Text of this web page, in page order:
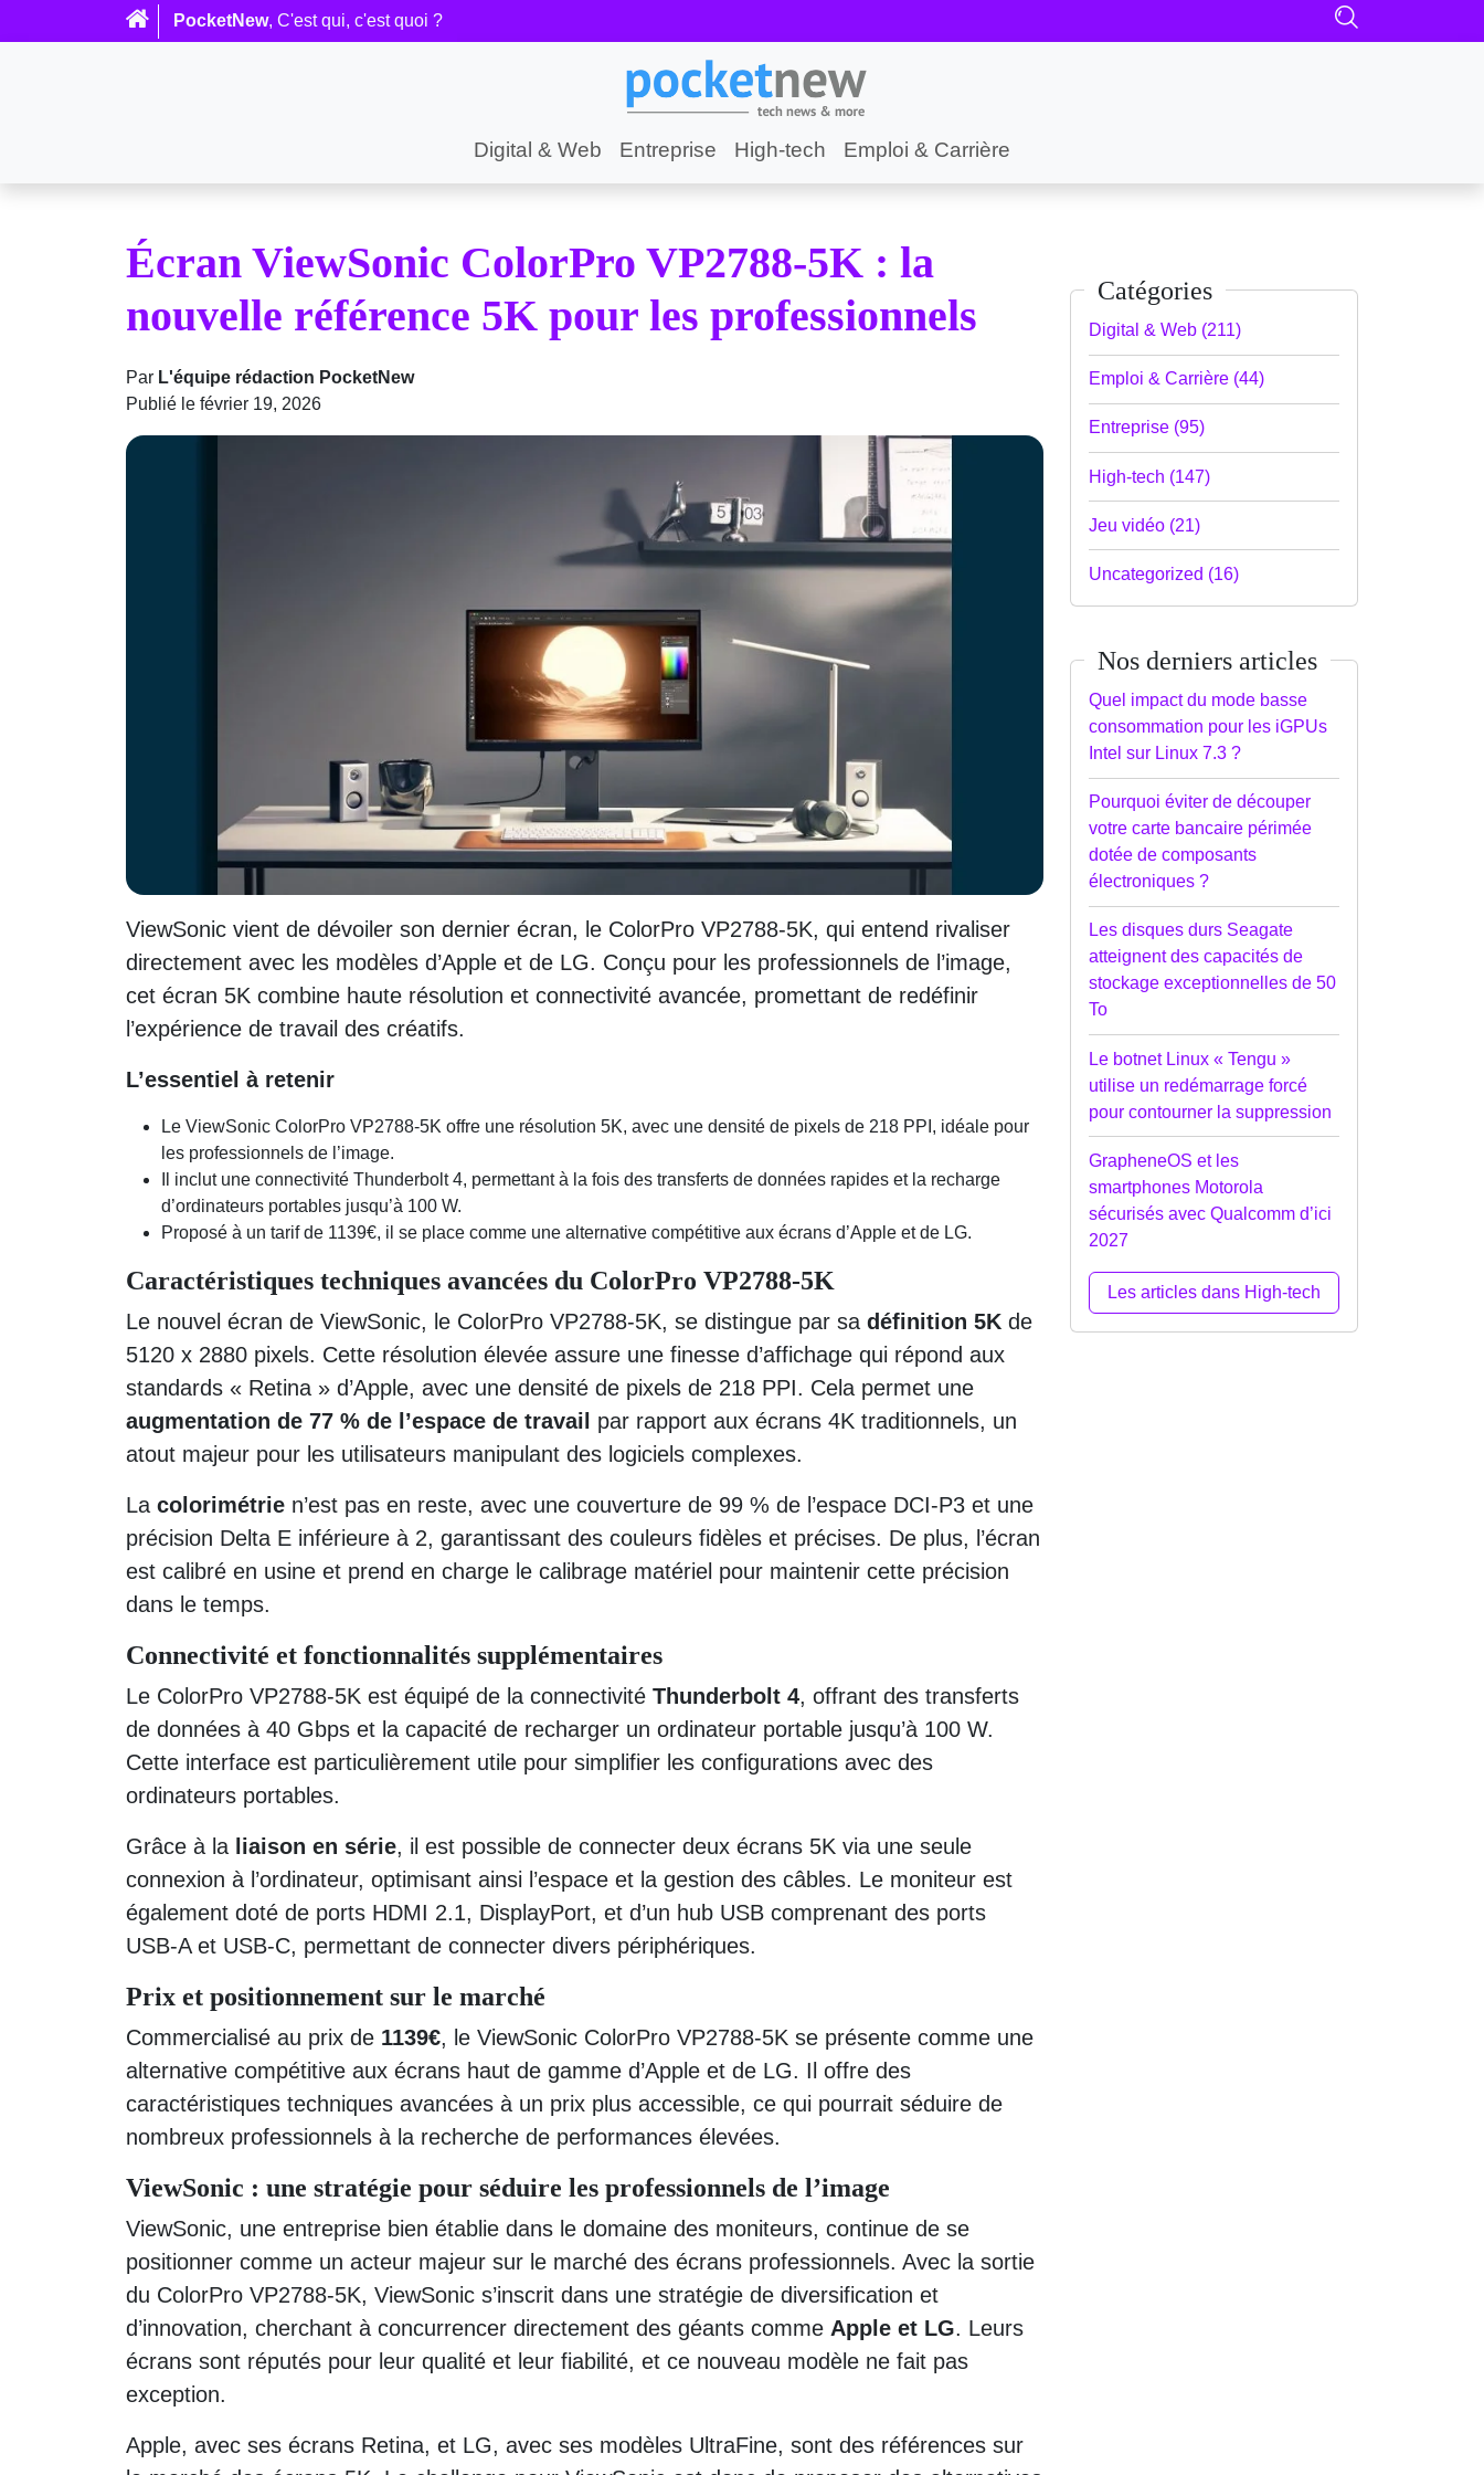
PocketNew, C'est qui, c'est quoi ?
Digital & Web Entreprise High-tech Emploi & Carrière
Écran ViewSonic ColorPro VP2788-5K : la
nouvelle référence 5K pour les professionnels
Par L'équipe rédaction PocketNew
Publié le février 19, 2026
ViewSonic vient de dévoiler son dernier écran, le ColorPro VP2788-5K, qui entend rivaliser
directement avec les modèles d’Apple et de LG. Conçu pour les professionnels de l’image,
cet écran 5K combine haute résolution et connectivité avancée, promettant de redéfinir
l’expérience de travail des créatifs.
L’essentiel à retenir
Le ViewSonic ColorPro VP2788-5K offre une résolution 5K, avec une densité de pixels de 218 PPI, idéale pour
les professionnels de l’image.
Il inclut une connectivité Thunderbolt 4, permettant à la fois des transferts de données rapides et la recharge
d’ordinateurs portables jusqu’à 100 W.
Proposé à un tarif de 1139€, il se place comme une alternative compétitive aux écrans d’Apple et de LG.
Caractéristiques techniques avancées du ColorPro VP2788-5K
Le nouvel écran de ViewSonic, le ColorPro VP2788-5K, se distingue par sa définition 5K de
5120 x 2880 pixels. Cette résolution élevée assure une finesse d’affichage qui répond aux
standards « Retina » d’Apple, avec une densité de pixels de 218 PPI. Cela permet une
augmentation de 77 % de l’espace de travail par rapport aux écrans 4K traditionnels, un
atout majeur pour les utilisateurs manipulant des logiciels complexes.
La colorimétrie n’est pas en reste, avec une couverture de 99 % de l’espace DCI-P3 et une
précision Delta E inférieure à 2, garantissant des couleurs fidèles et précises. De plus, l’écran
est calibré en usine et prend en charge le calibrage matériel pour maintenir cette précision
dans le temps.
Connectivité et fonctionnalités supplémentaires
Le ColorPro VP2788-5K est équipé de la connectivité Thunderbolt 4, offrant des transferts
de données à 40 Gbps et la capacité de recharger un ordinateur portable jusqu’à 100 W.
Cette interface est particulièrement utile pour simplifier les configurations avec des
ordinateurs portables.
Grâce à la liaison en série, il est possible de connecter deux écrans 5K via une seule
connexion à l’ordinateur, optimisant ainsi l’espace et la gestion des câbles. Le moniteur est
également doté de ports HDMI 2.1, DisplayPort, et d’un hub USB comprenant des ports
USB-A et USB-C, permettant de connecter divers périphériques.
Prix et positionnement sur le marché
Commercialisé au prix de 1139€, le ViewSonic ColorPro VP2788-5K se présente comme une
alternative compétitive aux écrans haut de gamme d’Apple et de LG. Il offre des
caractéristiques techniques avancées à un prix plus accessible, ce qui pourrait séduire de
nombreux professionnels à la recherche de performances élevées.
ViewSonic : une stratégie pour séduire les professionnels de l’image
ViewSonic, une entreprise bien établie dans le domaine des moniteurs, continue de se
positionner comme un acteur majeur sur le marché des écrans professionnels. Avec la sortie
du ColorPro VP2788-5K, ViewSonic s’inscrit dans une stratégie de diversification et
d’innovation, cherchant à concurrencer directement des géants comme Apple et LG. Leurs
écrans sont réputés pour leur qualité et leur fiabilité, et ce nouveau modèle ne fait pas
exception.
Apple, avec ses écrans Retina, et LG, avec ses modèles UltraFine, sont des références sur
Catégories
Digital & Web (211)
Emploi & Carrière (44)
Entreprise (95)
High-tech (147)
Jeu vidéo (21)
Uncategorized (16)
Nos derniers articles
Quel impact du mode basse
consommation pour les iGPUs
Intel sur Linux 7.3 ?
Pourquoi éviter de découper
votre carte bancaire périmée
dotée de composants
électroniques ?
Les disques durs Seagate
atteignent des capacités de
stockage exceptionnelles de 50
To
Le botnet Linux « Tengu »
utilise un redémarrage forcé
pour contourner la suppression
GrapheneOS et les
smartphones Motorola
sécurisés avec Qualcomm d’ici
2027
Les articles dans High-tech